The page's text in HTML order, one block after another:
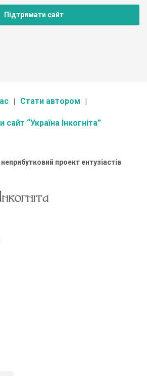
Підтримати сайт
Стати автором
сайт “Україна Інкогніта”
неприбутковий проект ентузіастів